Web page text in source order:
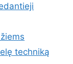
techniką